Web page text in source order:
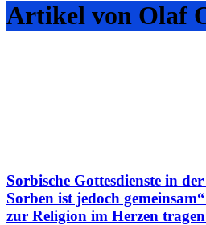
Artikel von Olaf
Sorbische Gottesdienste in
Sorben ist jedoch
zur Religion im Herzen